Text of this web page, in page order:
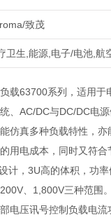
致茂
卫生,能源,电子/电池,航
载63700系列，适用
、AC/DC与DC/DC电
仿真多种负载特性，
用电成本，同时又符合
计， 3U高的体积，功率
1,800V三种范围。
电压讯号控制负载电流